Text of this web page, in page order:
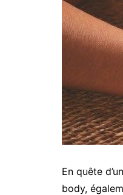
En quête
body,